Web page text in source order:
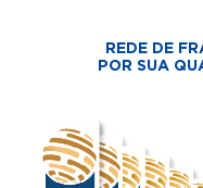
REDE DE
POR SUA